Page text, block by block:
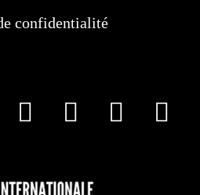
confidentialité
Instagram
Youtube
Tik Tok